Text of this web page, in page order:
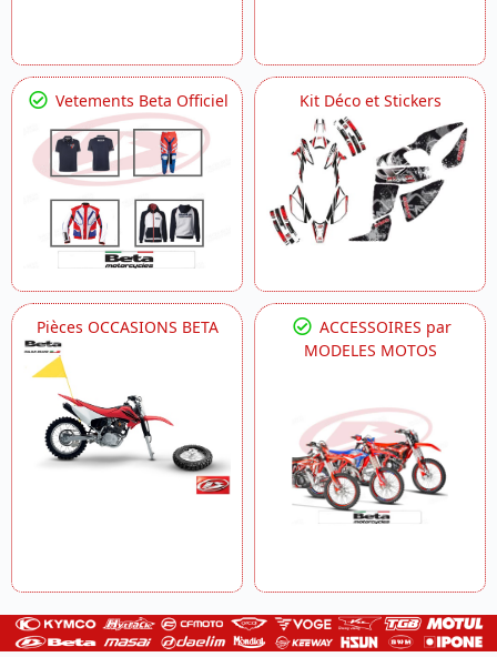
Vetements Beta Officiel Kit Déco et Stickers
Pièces OCCASIONS BETA
ACCESSOIRES par
MODELES MOTOS